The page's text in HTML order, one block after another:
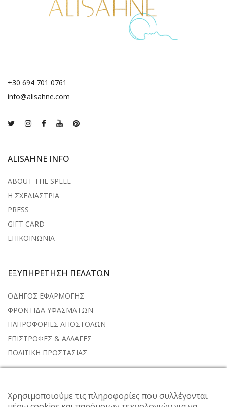
+30 694 701 0761
info@alisahne.com
ALISAHNE INFO
ABOUT THE SPELL
Η ΣΧΕΔΙΑΣΤΡΙΑ
PRESS
GIFT CARD
ΕΠΙΚΟΙΝΩΝΙΑ
ΕΞΥΠΗΡΕΤΗΣΗ ΠΕΛΑΤΩΝ
ΟΔΗΓΟΣ ΕΦΑΡΜΟΓΗΣ
ΦΡΟΝΤΙΔΑ ΥΦΑΣΜΑΤΩΝ
ΠΛΗΡΟΦΟΡΙΕΣ ΑΠΟΣΤΟΛΩΝ
ΕΠΙΣΤΡΟΦΕΣ & ΑΛΛΑΓΕΣ
ΠΟΛΙΤΙΚΗ ΠΡΟΣΤΑΣΙΑΣ
Χρησιμοποιούμε τις πληροφορίες που συλλέγονται